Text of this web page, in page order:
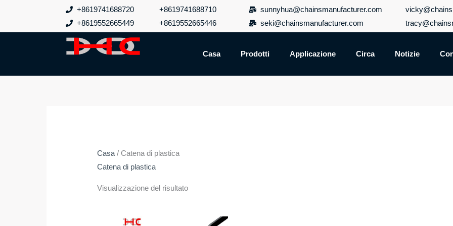
contenuto
+8619741688720
+8619552665449
+8619741688710
+8619552665446
sunnyhua@chainsmanufacturer.com
seki@chainsmanufacturer.com
Casa Prodotti Applicazione Circa Notizie
Casa / Catena di plastica
Catena di plastica
Visualizzazione del risultato